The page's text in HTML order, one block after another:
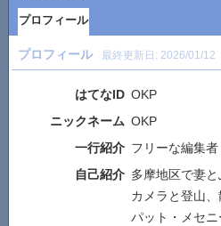
プロフィール
プロフィール 最終更新日: 2026/01/12
はてなID OKP
ニックネーム OKP
一行紹介 フリーな編集
自己紹介 多摩地区で妻
カメラと登山
パット・メセ